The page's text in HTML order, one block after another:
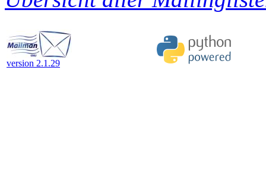
version 2.1.29